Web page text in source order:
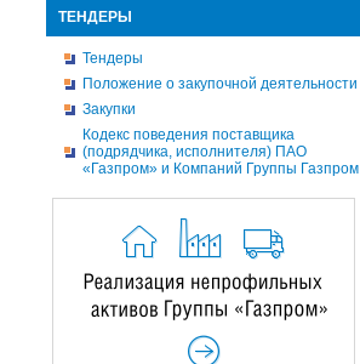
ТЕНДЕРЫ
Тендеры
Положение о закупочной деятельности
Закупки
Кодекс поведения поставщика
(подрядчика, исполнителя) ПАО
«Газпром» и Компаний Группы Газпром